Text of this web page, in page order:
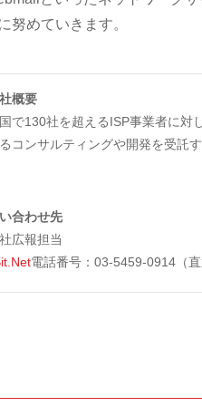
努めていきます。
概要
で130社を超えるISP事業者に対
コンサルティングや開発を受託
合わせ先
広報担当
電話番号：03-5459-0914（直